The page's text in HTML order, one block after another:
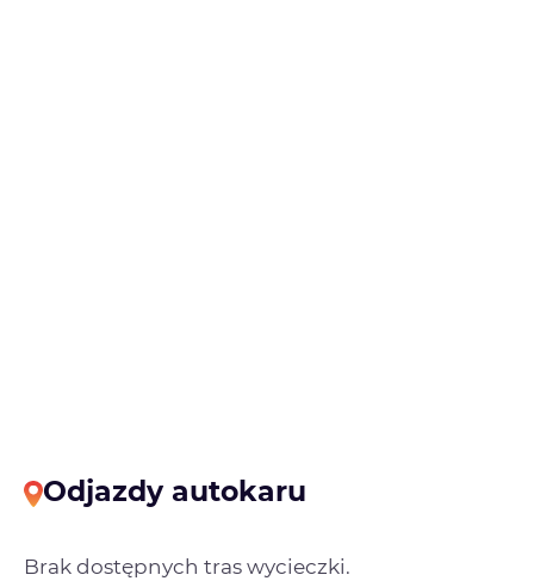
Odjazdy autokaru
Brak dostępnych tras wycieczki.